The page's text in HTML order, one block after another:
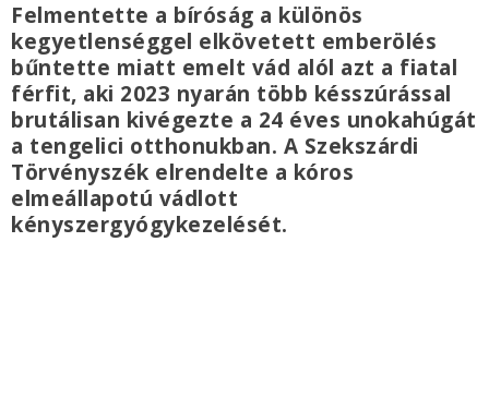
Felmentette a bíróság a különös
kegyetlenséggel elkövetett emberölés
bűntette miatt emelt vád alól azt a fiatal
férfit, aki 2023 nyarán több késszúrással
brutálisan kivégezte a 24 éves unokahúgát
a tengelici otthonukban. A Szekszárdi
Törvényszék elrendelte a kóros
elmeállapotú vádlott
kényszergyógykezelését.